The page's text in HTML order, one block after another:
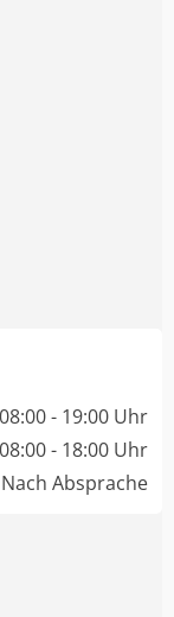
08:00 - 19:00 Uhr
08:00 - 18:00 Uhr
Nach Absprache